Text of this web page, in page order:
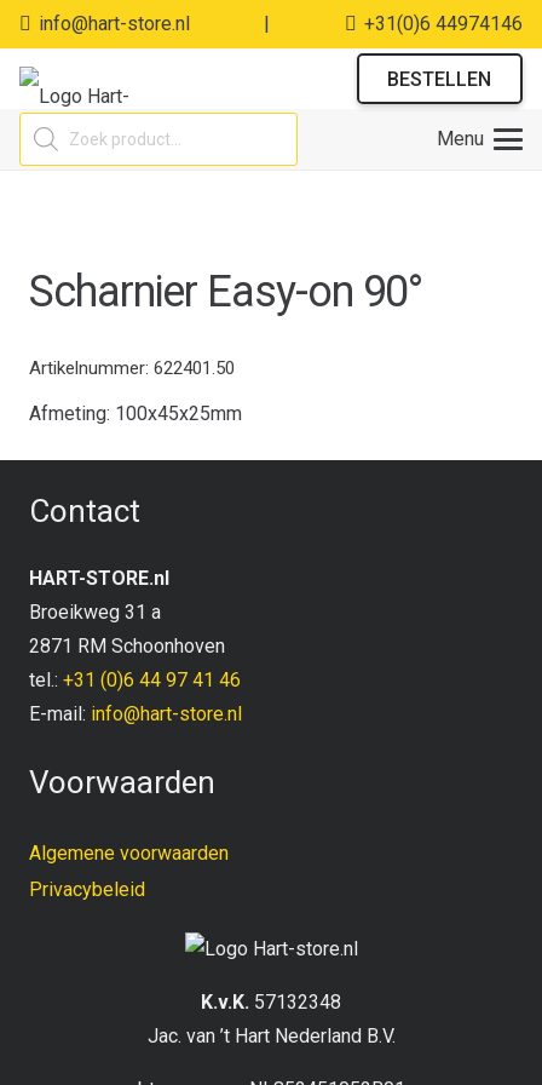
info@hart-store.nl | +31(0)6 44974146
BESTELLEN
Producten
zoeken
Menu
Scharnier Easy-on 90°
Artikelnummer: 622401.50
Afmeting: 100x45x25mm
Contact
HART-STORE.nl
Broeikweg 31 a
2871 RM Schoonhoven
tel.: +31 (0)6 44 97 41 46
E-mail: info@hart-store.nl
Voorwaarden
Algemene voorwaarden
Privacybeleid
K.v.K. 57132348
Jac. van ’t Hart Nederland B.V.